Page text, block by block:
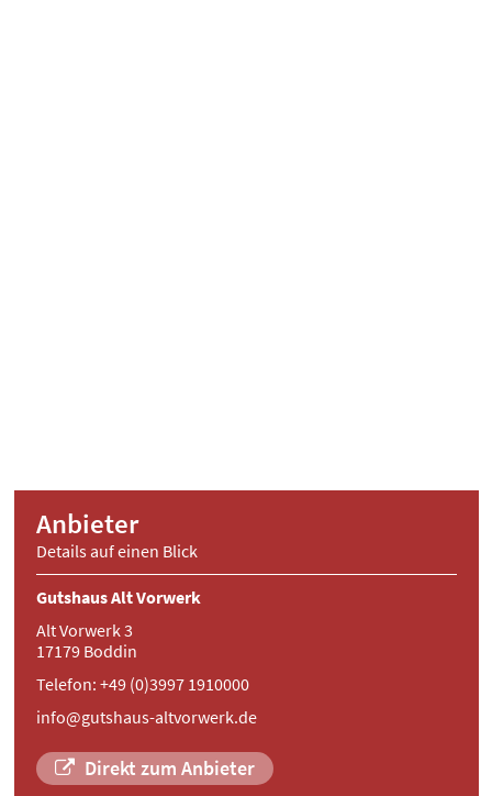
Anbieter
Details auf einen Blick
Gutshaus Alt Vorwerk
Alt Vorwerk 3
17179 Boddin
Telefon: +49 (0)3997 1910000
info@gutshaus-altvorwerk.de
Direkt zum Anbieter